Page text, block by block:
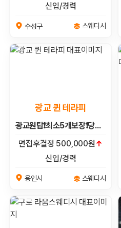
신입/경력
수성구 스웨디시
광교 퀸 테라피
광교원탑❗최소5개보장❗당일★대학알바★친구동반★주말★새벽★야간★주간❗초보환영★경력우대★당일교육★당일지급❗
면접후결정 500,000원 ↑
신입/경력
용인시 스웨디시